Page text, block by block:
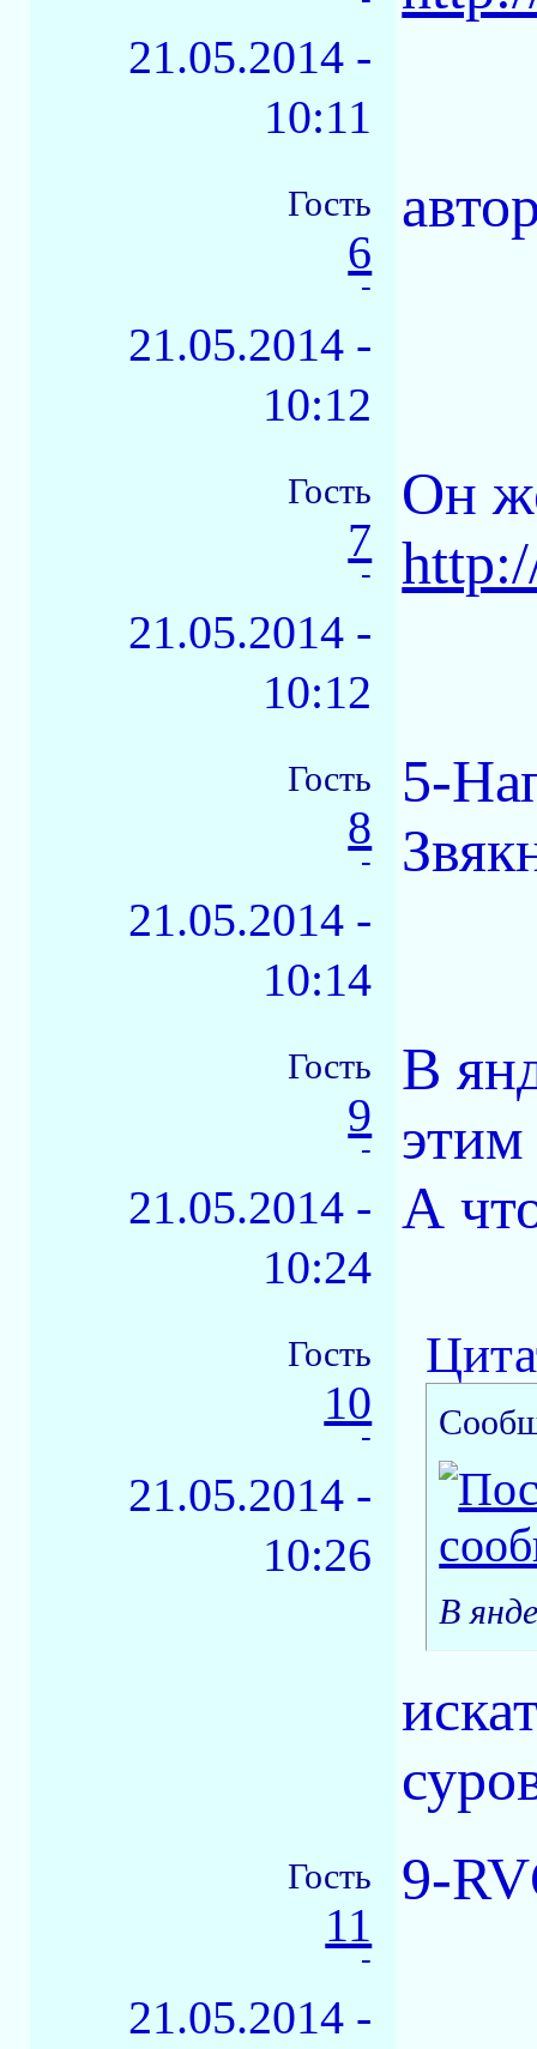
21.05.2014 -
10:11
Гость
6
-
21.05.2014 -
10:12
Гость
7
-
21.05.2014 -
10:12
Он
Гость
8
-
21.05.2014 -
10:14
5-
Гость
9
-
21.05.2014 -
10:24
В
А
Гость
10
-
21.05.2014 -
10:26
В
Гость
11
-
21.05.2014 -
9-